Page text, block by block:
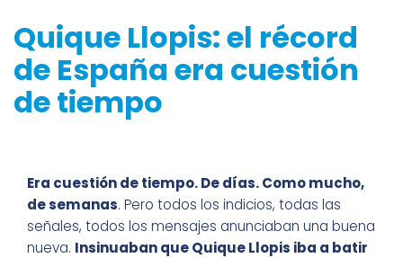
Quique Llopis: el récord
de España era cuestión
de tiempo
Era cuestión de tiempo. De días. Como mucho,
de semanas. Pero todos los indicios, todas las
señales, todos los mensajes anunciaban una buena
nueva. Insinuaban que Quique Llopis iba a batir